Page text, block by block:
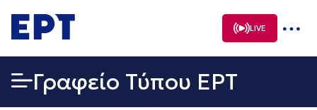
σε
περιεχόμενο
LIVE
Γραφείο Τύπου ΕΡΤ